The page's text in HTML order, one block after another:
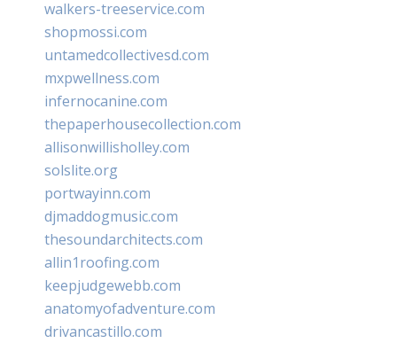
walkers-treeservice.com
shopmossi.com
untamedcollectivesd.com
mxpwellness.com
infernocanine.com
thepaperhousecollection.com
allisonwillisholley.com
solslite.org
portwayinn.com
djmaddogmusic.com
thesoundarchitects.com
allin1roofing.com
keepjudgewebb.com
anatomyofadventure.com
drivancastillo.com